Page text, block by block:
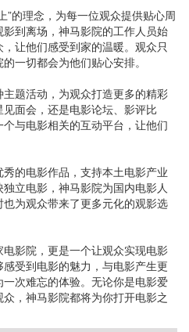
”的理念，为每一位观众提供贴心周
到离场，神马影院的工作人员始
让他们感受到家的温暖。观众只
一切都会为他们贴心安排。
题活动，为观众打造更多的精彩
面会，还是电影论坛、影评比
与电影相关的互动平台，让他们
的电影作品，支持本土电影产业
立电影，神马影院为国内电影人
为观众带来了更多元化的观影选
影院，更是一个让观众实现电影
受到电影的魅力，与电影产生更
次难忘的体验。无论你是电影爱
，神马影院都将为你打开电影之